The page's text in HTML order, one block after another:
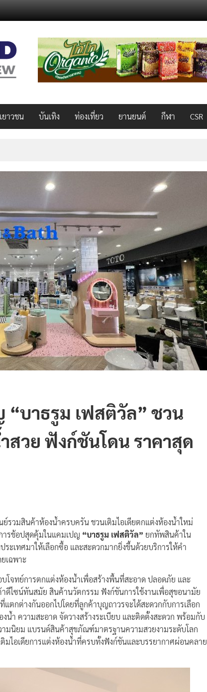
ยาวชน บันเทิง ท่องเที่ยว ยานยนต์ กีฬา CSR
บาธรูม เฟสติวัล” ชวน
สวย ฟังก์ชันโดน ราคาสุด
รวมสินค้าห้องน้ำครบครัน ชวนเติมไอเดียตกแต่งห้องน้ำใหม่
รช้อปสุดคุ้มในแคมเปญ “บาธรูม เฟสติวัล” ยกทัพสินค้าใน
เทศมาให้เลือกซื้อ และสะดวกมากยิ่งขึ้นด้วยบริการให้คำ
เฉพาะ
จทย์การตกแต่งห้องน้ำเพื่อสร้างพื้นที่สะอาด ปลอดภัย และ
ดีไซน์ทันสมัย สินค้านวัตกรรม ฟังก์ชันการใช้งานเพื่อสุขอนามัย
ตกต่างกันออกไปโดยที่ลูกค้าบุญถาวรจะได้สะดวกกับการเลือก
ำ ความสะอาด จัดวางสร้างระเบียบ และติดตั้งสะดวก พร้อมกับ
มนิยม แบรนด์สินค้าสุขภัณฑ์มาตรฐานความสวยงามระดับโลก
มไอเดียการแต่งห้องน้ำที่ครบทั้งฟังก์ชันและบรรยากาศผ่อนคลาย